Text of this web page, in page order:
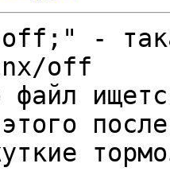
-
off
файл
после